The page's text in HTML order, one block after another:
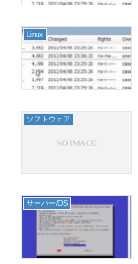
Linux
ソフトウェア
サーバー/OS